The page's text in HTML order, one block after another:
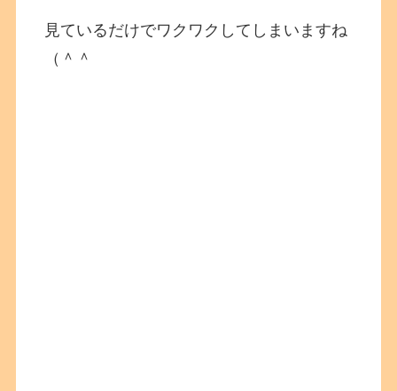
見ているだけでワクワクしてしまいますね
（＾＾